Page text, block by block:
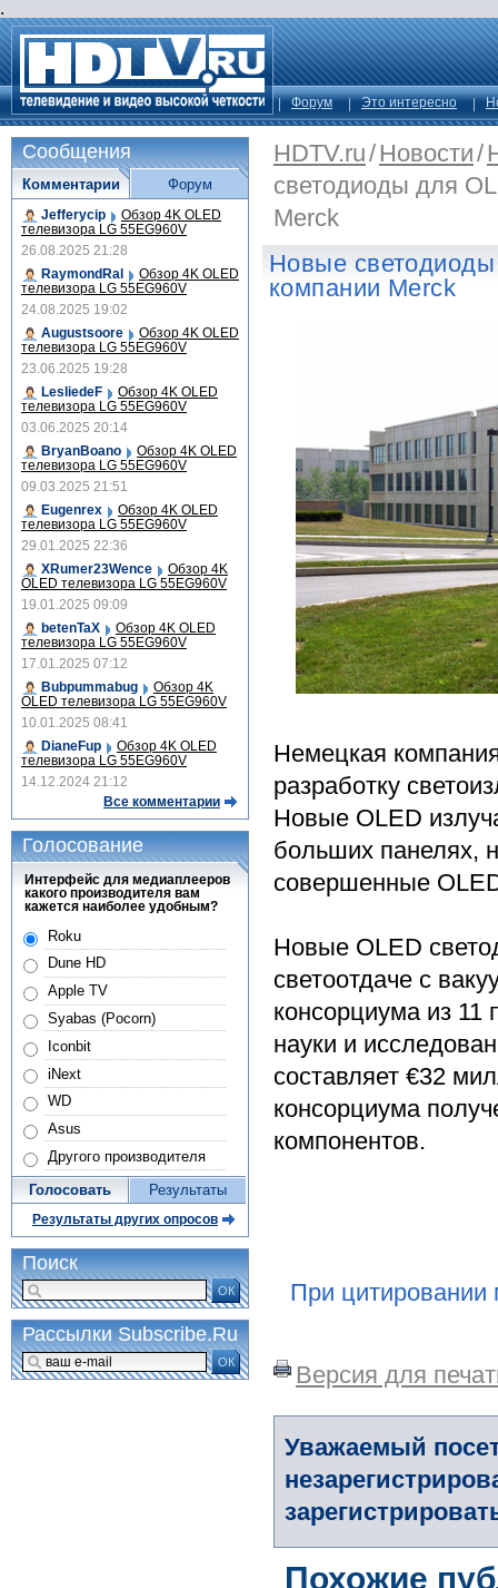
.
Форум Это интересно
HDTV.ru/Новости/
светодиоды для
Merck
Новые
компании Merck
Немецкая
разработку
Новые OLED
больших панелях,
совершенные
Новые OLED
светоотдаче с
консорциума из 11
науки и
составляет €32
консорциума
компонентов.
При цитировании
Версия для
Уважаемый
Похожие
Сообщения
Комментарии
Jefferycip Обзор 4K OLED
телевизора LG 55EG960V
26.08.2025 21:28
RaymondRal
Обзор 4K OLED
телевизора LG 55EG960V
24.08.2025 19:02
Augustsoore
Обзор 4K OLED
телевизора LG 55EG960V
23.06.2025 19:28
LesliedeF
Обзор 4K OLED
телевизора LG 55EG960V
03.06.2025 20:14
BryanBoano
Обзор 4K OLED
телевизора LG 55EG960V
09.03.2025 21:51
Eugenrex
Обзор 4K OLED
телевизора LG 55EG960V
29.01.2025 22:36
XRumer23Wence
Обзор 4K
OLED телевизора LG 55EG960V
19.01.2025 09:09
betenTaX
Обзор 4K OLED
телевизора LG 55EG960V
17.01.2025 07:12
Bubpummabug
Обзор 4K
OLED телевизора LG 55EG960V
10.01.2025 08:41
DianeFup
Обзор 4K OLED
телевизора LG 55EG960V
14.12.2024 21:12
Все комментарии
Форум
Голосование
Интерфейс для медиаплееров
какого производителя вам
кажется наиболее удобным?
Roku
Dune HD
Apple TV
Syabas (Pocorn)
Iconbit
iNext
WD
Asus
Другого производителя
Голосовать Результаты
Результаты других опросов
Поиск
ОК
Рассылки Subscribe.Ru
ОК